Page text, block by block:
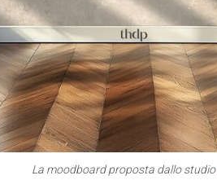
La moodboard proposta dallo studio